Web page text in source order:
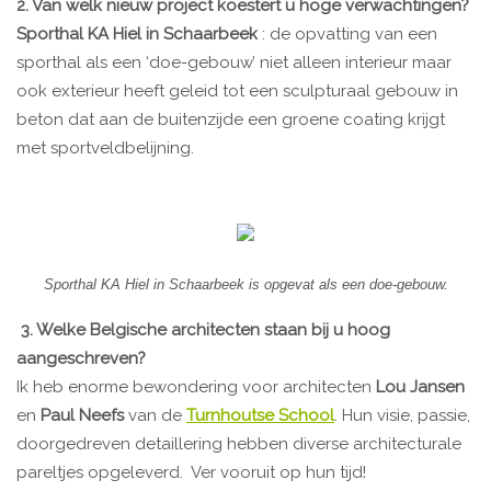
2. Van welk nieuw project koestert u hoge verwachtingen?
Sporthal KA Hiel in Schaarbeek: de opvatting van een
sporthal als een ‘doe-gebouw’ niet alleen interieur maar
ook exterieur heeft geleid tot een sculpturaal gebouw in
beton dat aan de buitenzijde een groene coating krijgt
met sportveldbelijning.
Sporthal KA Hiel in Schaarbeek is opgevat als een doe-gebouw.
3. Welke Belgische architecten staan bij u hoog
aangeschreven?
Ik heb enorme bewondering voor architecten Lou Jansen
en Paul Neefsvan de Turnhoutse School. Hun visie, passie,
doorgedreven detaillering hebben diverse architecturale
pareltjes opgeleverd. Ver vooruit op hun tijd!